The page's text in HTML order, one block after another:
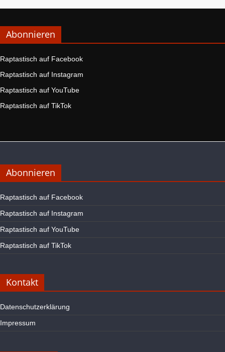
Abonnieren
Raptastisch auf Facebook
Raptastisch auf Instagram
Raptastisch auf YouTube
Raptastisch auf TikTok
Abonnieren
Raptastisch auf Facebook
Raptastisch auf Instagram
Raptastisch auf YouTube
Raptastisch auf TikTok
Kontakt
Datenschutzerklärung
Impressum